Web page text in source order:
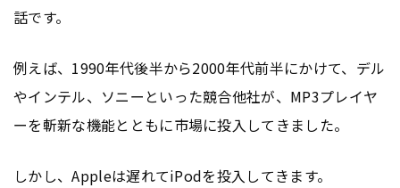
話です。
例えば、1990年代後半から2000年代前半にかけて、デル
やインテル、ソニーといった競合他社が、MP3プレイヤ
ーを斬新な機能とともに市場に投入してきました。
しかし、Appleは遅れてiPodを投入してきます。